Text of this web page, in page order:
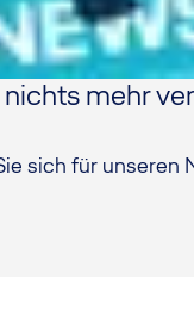
mehr
sich für unseren